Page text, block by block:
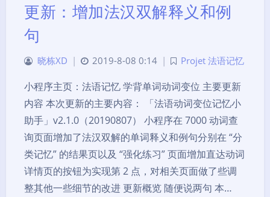
更新：增加法汉双解释义和例
句
晓栋XD | 2019-8-08 0:14 | Projet 法语记忆
小程序主页：法语记忆 学背单词动词变位 主要更新
内容 本次更新的主要内容： 「法语动词变位记忆小
助手」v2.1.0（20190807） 小程序在 7000 动词查
询页面增加了法汉双解的单词释义和例句分别在 “分
类记忆” 的结果页以及 “强化练习” 页面增加直达动词
详情页的按钮为实现第 2 点，对相关页面做了些调
整其他一些细节的改进 更新概览 随便说两句 本…